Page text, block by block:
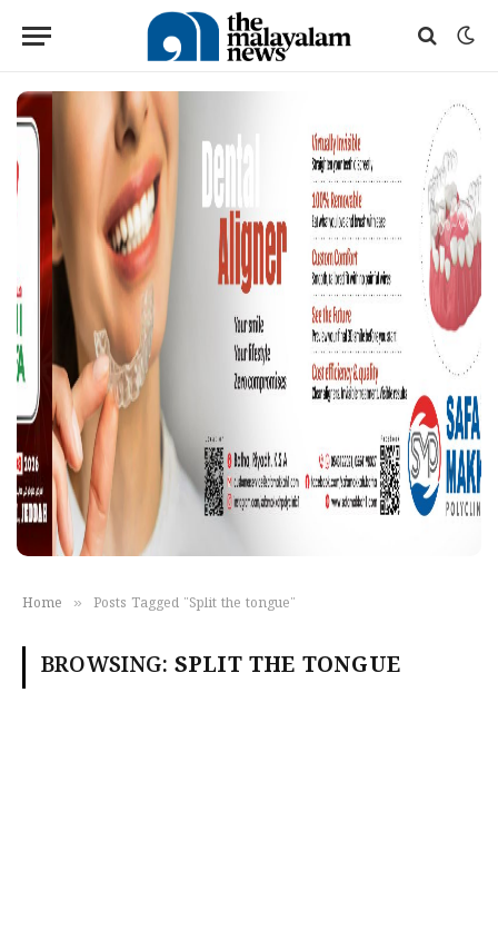
Home » Posts Tagged "Split the tongue"
BROWSING: SPLIT THE TONGUE